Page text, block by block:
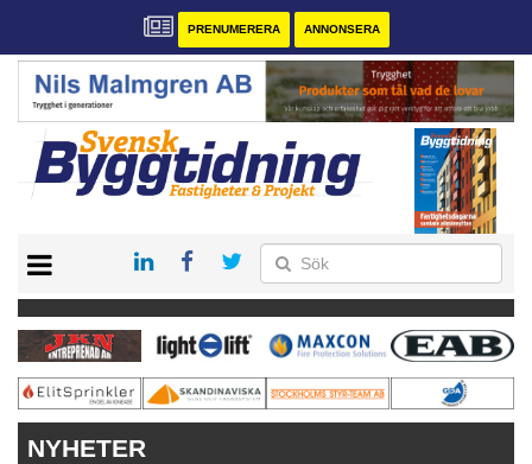
PRENUMERERA ANNONSERA
PRENUMERERA
VÅRA ANDRA MAGASIN
ANNONSERA
KONTAKT
NYHETER